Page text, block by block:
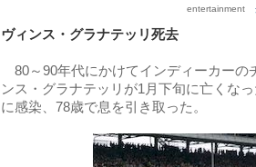
entertainment
ヴィンス・グラナテッリ死去
80～90年代にかけてインディーカーの
ンス・グラナテッリが1月下旬に亡くな
に感染、78歳で息を引き取った。